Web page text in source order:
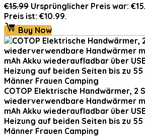
€15.99 Ursprünglicher Preis war:
Preis ist: €10.99.
Buy Now
COTOP Elektrische Handwärmer, 2
wiederverwendbare Handwärmer
mAh Akku wiederaufladbar über
Heizung auf beiden Seiten bis zu 55
Männer Frauen Camping